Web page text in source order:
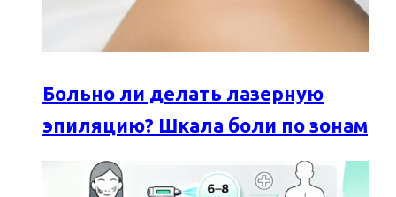
Больно ли делать лазерную
эпиляцию? Шкала боли по зонам